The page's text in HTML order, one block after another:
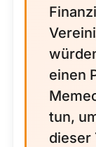
einen
tun,
dieser